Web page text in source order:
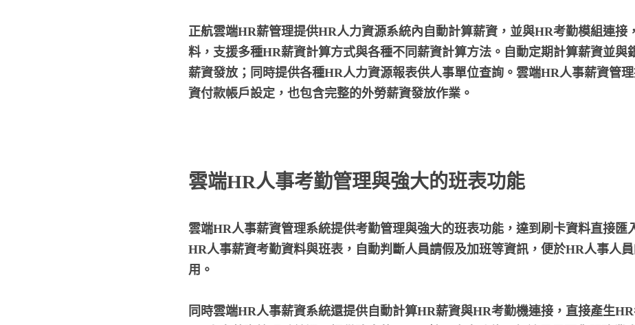
正航雲端HR薪管理提供HR人力資源系統內自動計算薪資，並與HR考勤模組連接
料，支援多種HR薪資計算方式與各種不同薪資計算方法。自動定期計算薪資並與
薪資發放；同時提供各種HR人力資源報表供人事單位查詢。雲端HR人事薪資管
資付款帳戶設定，也包含完整的外勞薪資發放作業。
雲端HR人事考勤管理與強大的班表功能
雲端HR人事薪資管理系統提供考勤管理與強大的班表功能，達到刷卡資料直接匯
HR人事薪資考勤資料與班表，自動判斷人員請假及加班等資訊，便於HR人事人
用。
同時雲端HR人事薪資系統還提供自動計算HR薪資與HR考勤機連接，直接產生